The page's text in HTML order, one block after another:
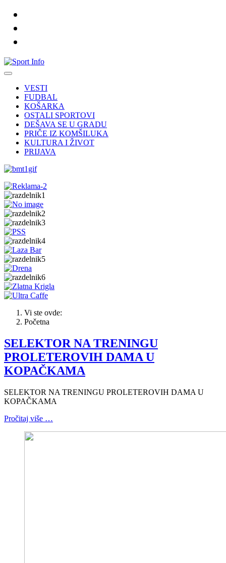
VESTI
FUDBAL
KOŠARKA
OSTALI SPORTOVI
DEŠAVA SE U GRADU
PRIČE IZ KOMŠILUKA
KULTURA I ŽIVOT
PRIJAVA
Vi ste ovde:
Početna
SELEKTOR NA TRENINGU
PROLETEROVIH DAMA U
KOPAČKAMA
SELEKTOR NA TRENINGU PROLETEROVIH DAMA U
KOPAČKAMA
Pročitaj više …